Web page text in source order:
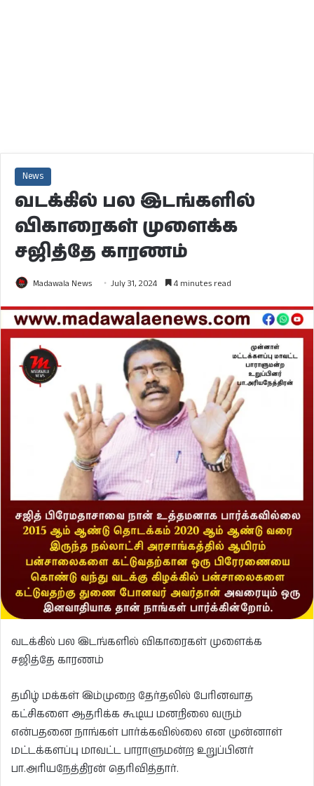
News
வடக்கில் பல இடங்களில்
விகாரைகள் முளைக்க
சஜித்தே காரணம்
Madawala News July 31, 2024 4 minutes read
வடக்கில் பல இடங்களில் விகாரைகள் முளைக்க
சஜித்தே காரணம்
தமிழ் மக்கள் இம்முறை தேர்தலில் பேரினவாத
கட்சிகளை ஆதரிக்க கூடிய மனநிலை வரும்
என்பதனை நாங்கள் பார்க்கவில்லை என முன்னாள்
மட்டக்களப்பு மாவட்ட பாராளுமன்ற உறுப்பினர்
பா.அரியநேத்திரன் தெரிவித்தார்.